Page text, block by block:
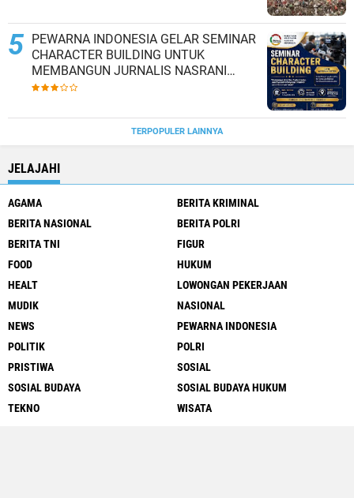
PEWARNA INDONESIA GELAR SEMINAR
CHARACTER BUILDING UNTUK
MEMBANGUN JURNALIS NASRANI
BERINTEGRITAS DAN BERDAMPAK*
TERPOPULER LAINNYA
JELAJAHI
AGAMA
BERITA KRIMINAL
BERITA NASIONAL
BERITA POLRI
BERITA TNI
FIGUR
FOOD
HUKUM
HEALT
LOWONGAN PEKERJAAN
MUDIK
NASIONAL
NEWS
PEWARNA INDONESIA
POLITIK
POLRI
PRISTIWA
SOSIAL
SOSIAL BUDAYA
SOSIAL BUDAYA HUKUM
TEKNO
WISATA